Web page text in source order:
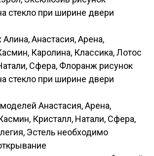
стекло при ширине двери
Анастасия, Арена,
Каролина, Классика, Лотос
Сфера, Флоранж рисунок
стекло при ширине двери
Анастасия, Арена,
Кристалл, Натали, Сфера,
Эстель необходимо